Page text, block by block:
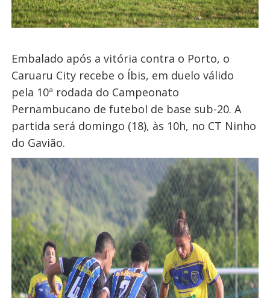
Embalado após a vitória contra o Porto, o
Caruaru City recebe o Íbis, em duelo válido
pela 10ª rodada do Campeonato
Pernambucano de futebol de base sub-20. A
partida será domingo (18), às 10h, no CT Ninho
do Gavião.